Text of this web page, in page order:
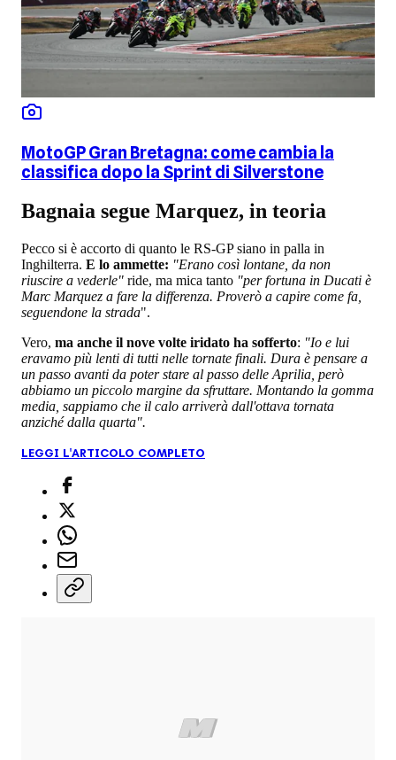
MotoGP Gran Bretagna: come cambia la
classifica dopo la Sprint di Silverstone
Bagnaia segue Marquez, in teoria
Pecco si è accorto di quanto le RS-GP siano in palla in
Inghilterra. E lo ammette: "Erano così lontane, da non
riuscire a vederle" ride, ma mica tanto "per fortuna in Ducati è
Marc Marquez a fare la differenza. Proverò a capire come fa,
seguendone la strada".
Vero, ma anche il nove volte iridato ha sofferto: "Io e lui
eravamo più lenti di tutti nelle tornate finali. Dura è pensare a
un passo avanti da poter stare al passo delle Aprilia, però
abbiamo un piccolo margine da sfruttare. Montando la gomma
media, sappiamo che il calo arriverà dall'ottava tornata
anziché dalla quarta".
LEGGI L'ARTICOLO COMPLETO